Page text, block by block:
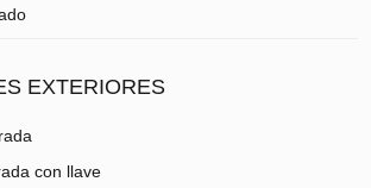
EXTERIORES
con llave